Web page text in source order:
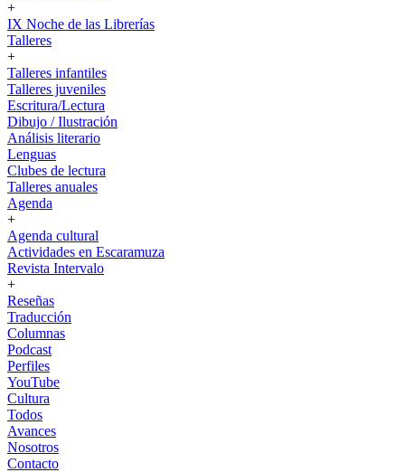
+
IX Noche de las Librerías
Talleres
+
Talleres infantiles
Talleres juveniles
Escritura/Lectura
Dibujo / Ilustración
Análisis literario
Lenguas
Clubes de lectura
Talleres anuales
Agenda
+
Agenda cultural
Actividades en Escaramuza
Revista Intervalo
+
Reseñas
Traducción
Columnas
Podcast
Perfiles
YouTube
Cultura
Todos
Avances
Nosotros
Contacto